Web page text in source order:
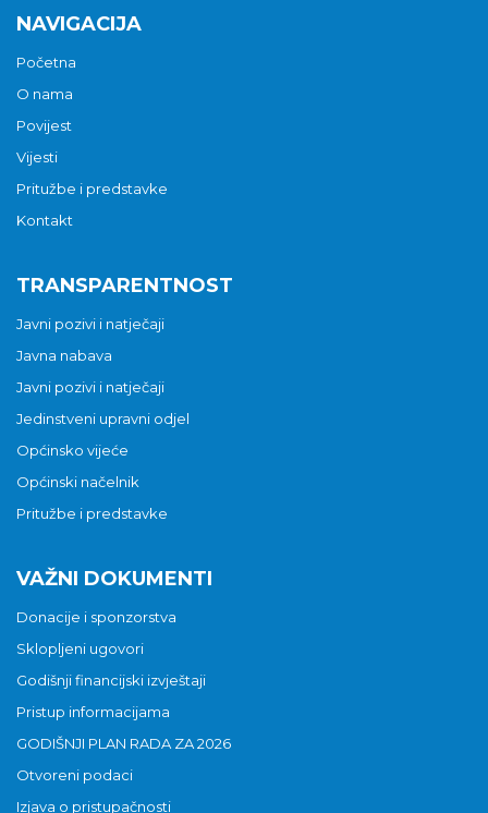
NAVIGACIJA
Početna
O nama
Povijest
Vijesti
Pritužbe i predstavke
Kontakt
TRANSPARENTNOST
Javni pozivi i natječaji
Javna nabava
Javni pozivi i natječaji
Jedinstveni upravni odjel
Općinsko vijeće
Općinski načelnik
Pritužbe i predstavke
VAŽNI DOKUMENTI
Donacije i sponzorstva
Sklopljeni ugovori
Godišnji financijski izvještaji
Pristup informacijama
GODIŠNJI PLAN RADA ZA 2026
Otvoreni podaci
Izjava o pristupačnosti